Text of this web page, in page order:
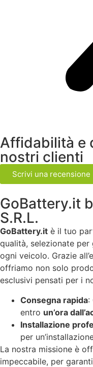
Affidabilità e
nostri clienti
Scrivi una recensione
GoBattery.it
S.R.L.
GoBattery.it è il tuo
qualità, selezionate
ogni veicolo. Grazie
offriamo non solo
esclusivi pensati per i
Consegna rapida:
entro un’ora
Installazione
per
La nostra missione è
impeccabile, per